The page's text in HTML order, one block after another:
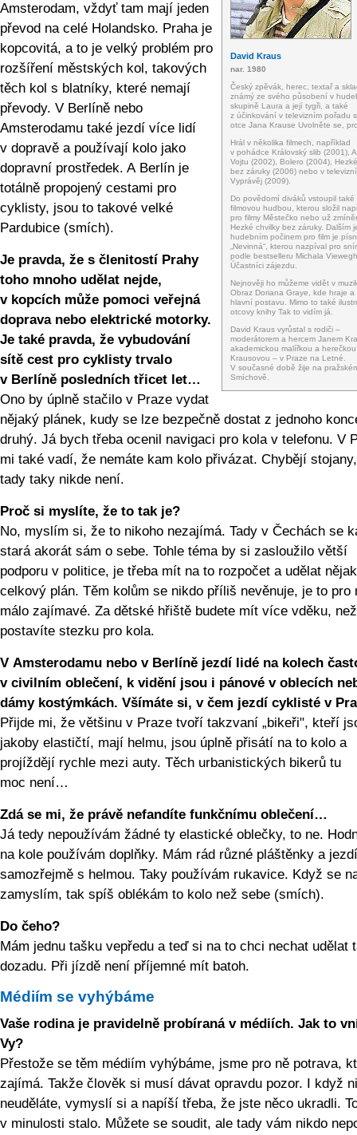
David Kraus
nar. 1980
Český zpěvák, herec, textař a
známý ze svého působení v
skupině Laura a její tygři, a také
z účinkování v televizním pořadu
otce Jana Krause Uvolněte se,
Hrál v několika filmech, například
v pohádce Královský slib (2001),
Vojtu (2002), Bolero (2004),
bez záruky (2006) nebo v
Vyprávěj (2009).
Do povědomí diváků vstoupil také
filmovou hudbou, kterou složil
pro filmy Městečko nebo už
Hezké chvilky bez záruky. Dalším
hudebním počinem pro film je
„Nevinná“, kterou nazpíval pro
podle bestselleru Michala
Účastníci zájezdu.
Nejnověji ho můžeme vidět v
Obraz Doriana Graye, kde hraje a
hlavní postavu. Mimo to také
otcovy knihy Tak to vidím já.
David Kraus vyrůstal s rodiči –
moderátorem a hercem Janem
akademickou malířkou a
Krausovou – v Praze na Letné.
V současné době žije na
Smíchově.
Amsterodam, vždyť tam mají jeden
převod na celé Holandsko. Praha je
kopcovitá, a to je velký problém pro
rozšíření městských kol, takových
těch kol s blatníky, které nemají
převody. V Berlíně nebo
Amsterodamu také jezdí více lidí
v dopravě a používají kolo jako
dopravní prostředek. A Berlín je
totálně propojený cestami pro
cyklisty, jsou to takové velké
Pardubice (smích).
Je pravda, že s členitostí Prahy
toho mnoho udělat nejde,
v kopcích může pomoci veřejná
doprava nebo elektrické motorky.
Je také pravda, že vybudování
sítě cest pro cyklisty trvalo
v Berlíně posledních třicet let…
Ono by úplně stačilo v Praze vydat
nějaký plánek, kudy se lze bezpečně dostat z jednoho
druhý. Já bych třeba ocenil navigaci pro kola v telefonu. V
mi také vadí, že nemáte kam kolo přivázat. Chybějí
tady taky nikde není.
Proč si myslíte, že to tak je?
No, myslím si, že to nikoho nezajímá. Tady v Čechách se
stará akorát sám o sebe. Tohle téma by si zasloužilo větší
podporu v politice, je třeba mít na to rozpočet a udělat
celkový plán. Těm kolům se nikdo příliš nevěnuje, je to pro
málo zajímavé. Za dětské hřiště budete mít více vděku,
postavíte stezku pro kola.
V Amsterodamu nebo v Berlíně jezdí lidé na kolech
v civilním oblečení, k vidění jsou i pánové v oblecích
dámy kostýmkách. Všímáte si, v čem jezdí cyklisté v
Přijde mi, že většinu v Praze tvoří takzvaní „bikeři", kteří
jakoby elastičtí, mají helmu, jsou úplně přisátí na to kolo a
projíždějí rychle mezi auty. Těch urbanistických bikerů tu
moc není…
Zdá se mi, že právě nefandíte funkčnímu oblečení…
Já tedy nepoužívám žádné ty elastické oblečky, to ne.
na kole používám doplňky. Mám rád různé pláštěnky a
samozřejmě s helmou. Taky používám rukavice. Když se
zamyslím, tak spíš oblékám to kolo než sebe (smích).
Do čeho?
Mám jednu tašku vepředu a teď si na to chci nechat udělat
dozadu. Při jízdě není příjemné mít batoh.
Médiím se vyhýbáme
Vaše rodina je pravidelně probíraná v médiích. Jak to
Vy?
Přestože se těm médiím vyhýbáme, jsme pro ně potrava,
zajímá. Takže člověk si musí dávat opravdu pozor. I když
neuděláte, vymyslí si a napíší třeba, že jste něco ukradli.
v minulosti stalo. Můžete se soudit, ale tady vám nikdo